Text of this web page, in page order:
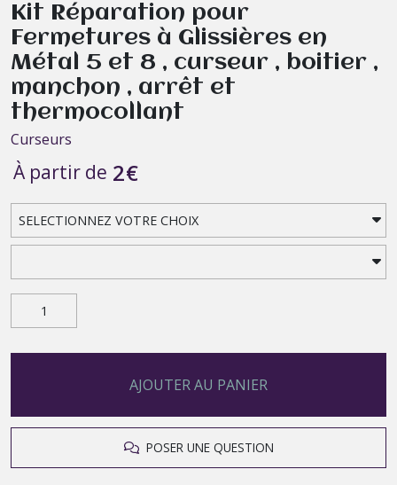
Kit Réparation pour
Fermetures à Glissières en
Métal 5 et 8 , curseur , boitier ,
manchon , arrêt et
thermocollant
Curseurs
À partir de 2€
AJOUTER AU PANIER
POSER UNE QUESTION